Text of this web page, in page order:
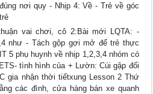
nơi quy - Nhịp 4: Về - Trẻ về góc
vai chơi, cô 2:Bài mới LQTA: -
như - Tách gộp gợi mở để trẻ thực
5 phụ huynh về nhịp 1,2,3,4 nhóm có
tình hình của + Lườn: Cúi gập đối
gia nhận thời tiếtxung Lesson 2 Thứ
các đình, cửa hàng bán xe quanh